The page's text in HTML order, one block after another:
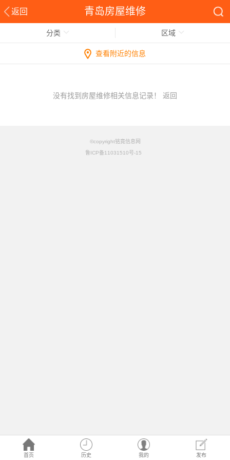
返回 青岛房屋维修
首页 历史 我的 发布
分类 区域
查看附近的信息
没有找到房屋维修相关信息记录！ 返回
©copyright铭竟信息网
鲁ICP备11031510号-15